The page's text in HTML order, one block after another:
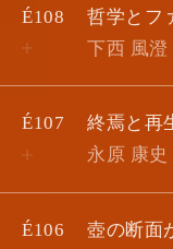
É108
哲学とフ
下西 風澄
É107 終焉と再
永原 康史
É106 壺の断面